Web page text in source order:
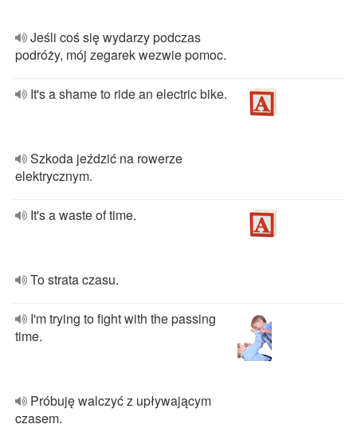
Jeśli coś się wydarzy podczas
podróży, mój zegarek wezwie pomoc.
It's a shame to ride an electric bike.
Szkoda jeździć na rowerze
elektrycznym.
It's a waste of time.
To strata czasu.
I'm trying to fight with the passing
time.
Próbuję walczyć z upływającym
czasem.